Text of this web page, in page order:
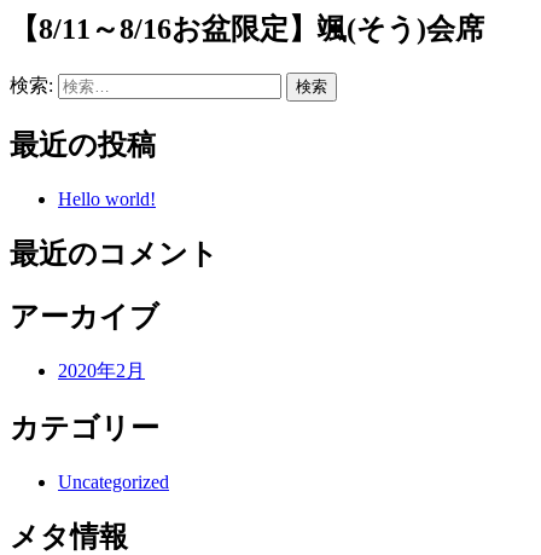
【8/11～8/16お盆限定】颯(そう)会席
検索:
最近の投稿
Hello world!
最近のコメント
アーカイブ
2020年2月
カテゴリー
Uncategorized
メタ情報